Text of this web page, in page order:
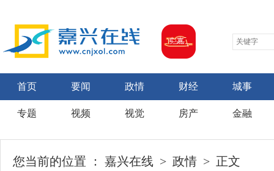
首页 要闻 政情 财经 城事
专题 视频 视觉 房产 金融
您当前的位置 ： 嘉兴在线 > 政情 > 正文